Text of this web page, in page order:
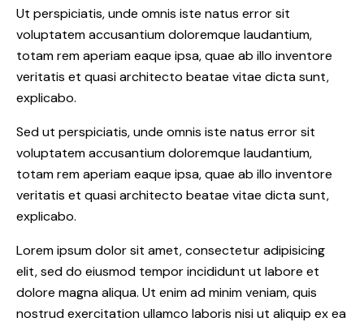
Ut perspiciatis, unde omnis iste natus error sit
voluptatem accusantium doloremque laudantium,
totam rem aperiam eaque ipsa, quae ab illo inventore
veritatis et quasi architecto beatae vitae dicta sunt,
explicabo.
Sed ut perspiciatis, unde omnis iste natus error sit
voluptatem accusantium doloremque laudantium,
totam rem aperiam eaque ipsa, quae ab illo inventore
veritatis et quasi architecto beatae vitae dicta sunt,
explicabo.
Lorem ipsum dolor sit amet, consectetur adipisicing
elit, sed do eiusmod tempor incididunt ut labore et
dolore magna aliqua. Ut enim ad minim veniam, quis
nostrud exercitation ullamco laboris nisi ut aliquip ex ea